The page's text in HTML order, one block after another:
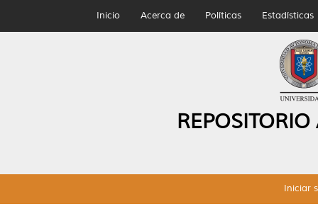
Inicio Acerca de Políticas Estadísticas
Iniciar